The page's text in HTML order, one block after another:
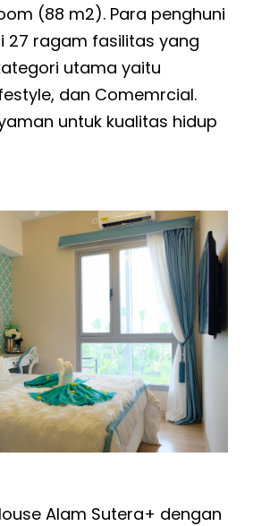
(88 m2). Para penghuni
27 ragam fasilitas yang
utama yaitu
dan Comemrcial.
untuk kualitas hidup
Alam Sutera+ dengan